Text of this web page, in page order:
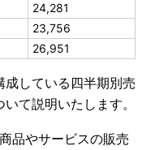
24,281
23,756
26,951
成している四半期別売
て説明いたします。
品やサービスの販売